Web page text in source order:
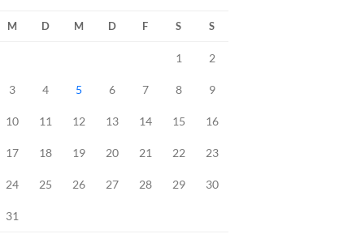
M D M D F S S
1 2
3 4 5 6 7 8 9
10 11 12 13 14 15 16
17 18 19 20 21 22 23
24 25 26 27 28 29 30
31